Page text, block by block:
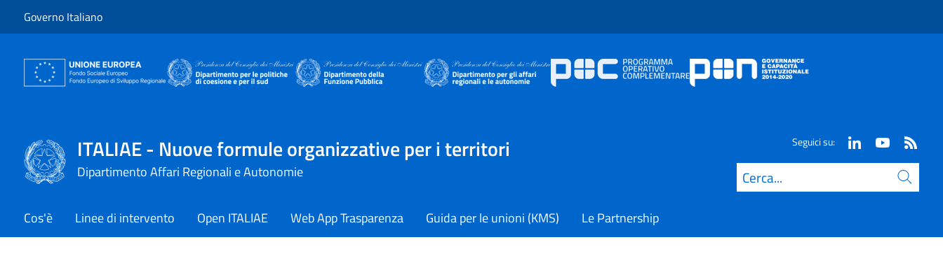
Governo Italiano
ITALIAE - Nuove formule organizzative per i territori
Dipartimento Affari Regionali e Autonomie
Seguici su:
Cerca
Cos'è Linee di intervento Open ITALIAE Web App Trasparenza Guida per le unioni (KMS) Le Partnership